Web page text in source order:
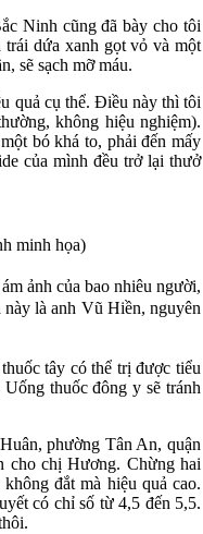
Ninh cũng đã bày cho tôi
dứa xanh gọt vỏ và một
sẽ sạch mỡ máu.
quả cụ thể. Điều này thì tôi
không hiệu nghiệm).
bó khá to, phải đến mấy
của mình đều trở lại thưở
minh họa)
ảnh của bao nhiêu người,
là anh Vũ Hiền, nguyên
tây có thể trị được tiểu
thuốc đông y sẽ tránh
phường Tân An, quận
cho chị Hương. Chừng hai
đắt mà hiệu quả cao.
có chỉ số từ 4,5 đến 5,5.